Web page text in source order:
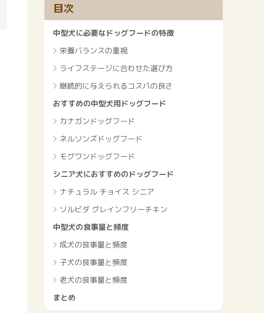
目次
中型犬に必要なドッグフードの特徴
栄養バランスの重視
ライフステージに合わせた選び方
継続的に与えられるコスパの良さ
おすすめの中型犬用ドッグフード
カナガンドッグフード
ネルソンズドッグフード
モグワンドッグフード
シニア犬におすすめのドッグフード
ナチュラル チョイス シニア
ソルビダ グレインフリーチキン
中型犬の食事量と頻度
成犬の食事量と頻度
子犬の食事量と頻度
老犬の食事量と頻度
まとめ